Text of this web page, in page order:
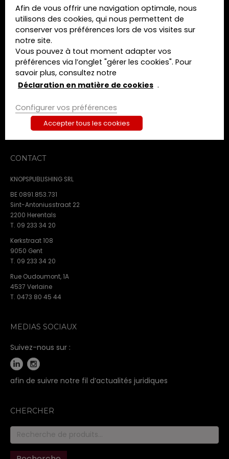
créanciers
de
l’héritier
questions
pratiques
15
mars
2022
MENU
Home
Formations
Livres
Revues
A propos de nous
Contact
Termes et conditions
Déclaration de confidentialité
Déclaration en matière de cookies
CONTACT
KNOPSPUBLISHING SRL
BE 0891.853.731
Sint-Antoniusstraat 22
2200 Herentals
T. 09 233 34 20
Kerkstraat 108
9050 Gent
T. 09 233 34 20
Rue Oudoumont, 1A
4537 Verlaine
T. 0473 80 45 44
MEDIAS SOCIAUX
Suivez-nous sur :
afin de suivre notre fil d’actualités juridiques
CHERCHER
Recherche
pour :
Afin de vous offrir une navigation optimale, nous
utilisons des cookies, qui nous permettent de
conserver vos préférences lors de vos visites sur
notre site.
Vous pouvez à tout moment adapter vos
préférences via l’onglet "gérer les cookies". Pour
savoir plus, consultez notre
Déclaration en matière de cookies .
Configurer vos préférences
Accepter tous les cookies